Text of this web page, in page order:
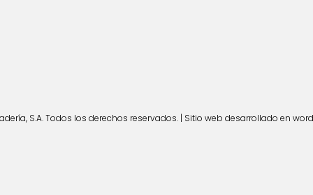
S.A. Todos los derechos reservados. | Sitio web desarrollado en